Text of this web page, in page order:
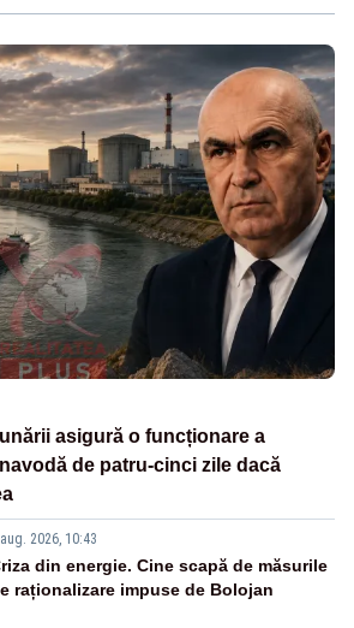
asigură o funcționare a
de patru-cinci zile dacă
2026, 10:43
din energie. Cine scapă de măsurile
raționalizare impuse de Bolojan